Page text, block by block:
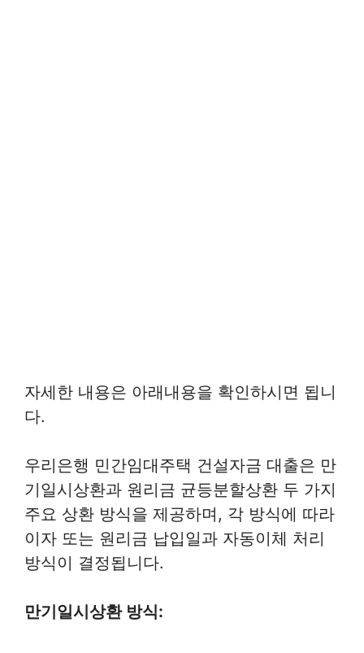
자세한 내용은 아래내용을 확인하시면 됩니
다.
우리은행 민간임대주택 건설자금 대출은 만
기일시상환과 원리금 균등분할상환 두 가지
주요 상환 방식을 제공하며, 각 방식에 따라
이자 또는 원리금 납입일과 자동이체 처리
방식이 결정됩니다.
만기일시상환 방식: